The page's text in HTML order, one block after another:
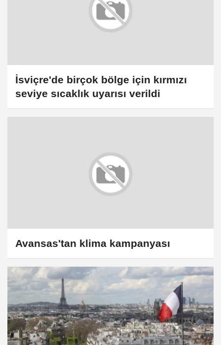
İsviçre'de birçok bölge için kırmızı
seviye sıcaklık uyarısı verildi
Avansas'tan klima kampanyası